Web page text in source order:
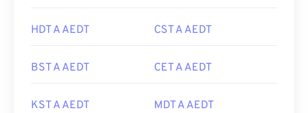
HDT A AEDT CST A AEDT
BST A AEDT CET A AEDT
KST A AEDT MDT A AEDT